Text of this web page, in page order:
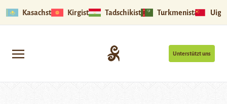
Kasachstan Kirgistan Tadschikistan Turkmenistan
Unterstützt uns